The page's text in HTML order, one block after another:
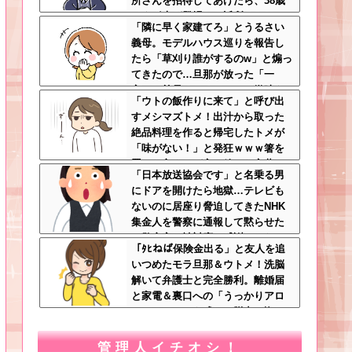
メタボ夫が登場して近所のおじい
さんが大爆発する事態に
「隣に早く家建てろ」とうるさい
義母。モデルハウス巡りを報告し
たら「草刈り誰がするのw」と煽っ
てきたので…旦那が放った「一
言」に義母オロオロｗｗ←嫌味を
逆手にとった神対応すぎる
「ウトの飯作りに来て」と呼び出
すメシマズトメ！出汁から取った
絶品料理を作ると帰宅したトメが
「味がない！」と発狂ｗｗｗ箸を
置いた良ウトが言い放った言葉と
は←良ウトさんの神対応にスカッ
とする
「日本放送協会です」と名乗る男
にドアを開けたら地獄…テレビも
ないのに居座り脅迫してきたNHK
集金人を警察に通報して黙らせた
←警察官の神対応に感謝しかない
「ﾀﾋねば保険金出る」と友人を追
いつめたモラ旦那＆ウトメ！洗脳
解いて弁護士と完全勝利。離婚届
と家電＆裏口への「うっかりアロ
ンアルファ」を残して脱出←悔し
草
管理人イチオシ！